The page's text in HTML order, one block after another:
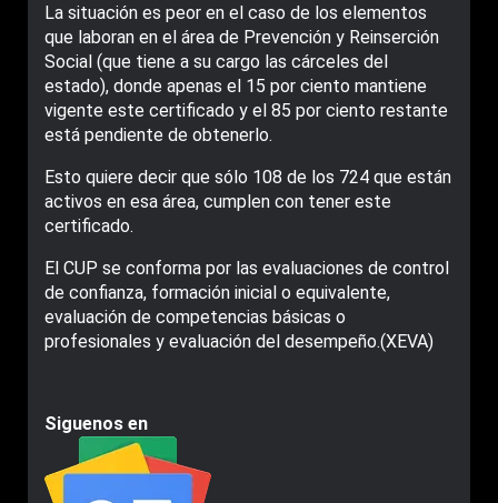
La situación es peor en el caso de los elementos
que laboran en el área de Prevención y Reinserción
Social (que tiene a su cargo las cárceles del
estado), donde apenas el 15 por ciento mantiene
vigente este certificado y el 85 por ciento restante
está pendiente de obtenerlo.
Esto quiere decir que sólo 108 de los 724 que están
activos en esa área, cumplen con tener este
certificado.
El CUP se conforma por las evaluaciones de control
de confianza, formación inicial o equivalente,
evaluación de competencias básicas o
profesionales y evaluación del desempeño.(XEVA)
Siguenos en